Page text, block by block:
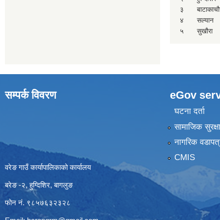
३
४
सल्यान
५
सुखौरा
सम्पर्क विवरण
वरेङ गाउँ कार्यापालिकाको कार्यालय
बरेङ -२, हुग्दिशिर, बागलुङ
फोन नं. ९८५७६३२३२८
eGov
घटना दर्ता
सामाजिक सुरक्षा
नागरिक
CMIS